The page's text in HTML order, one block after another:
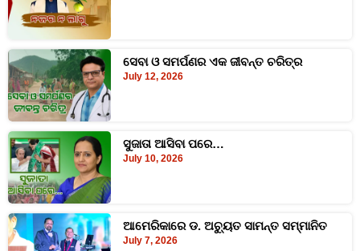
ସେବା ଓ ସମର୍ପଣର ଏକ ଜୀବନ୍ତ ଚରିତ୍ର
July 12, 2026
ସୁଜାତା ଆସିବା ପରେ…
July 10, 2026
ଆମେରିକାରେ ଡ. ଅଚ୍ୟୁତ ସାମନ୍ତ ସମ୍ମାନିତ
July 7, 2026